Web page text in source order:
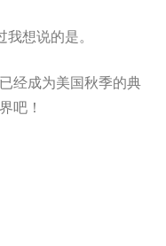
想说的是。
经成为美国秋季的典
吧！